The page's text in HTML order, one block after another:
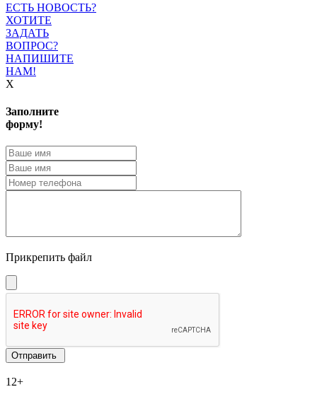
ЕСТЬ НОВОСТЬ?
ХОТИТЕ
ЗАДАТЬ
ВОПРОС?
НАПИШИТЕ
НАМ!
X
Заполните
форму!
Прикрепить файл
12+